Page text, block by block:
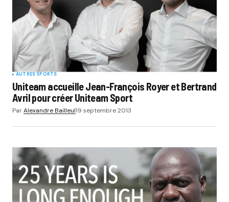
AUTRES SPORTS
Uniteam accueille Jean-François Royer et Bertrand
Avril pour créer Uniteam Sport
ParAlexandre Bailleul19 septembre 2013